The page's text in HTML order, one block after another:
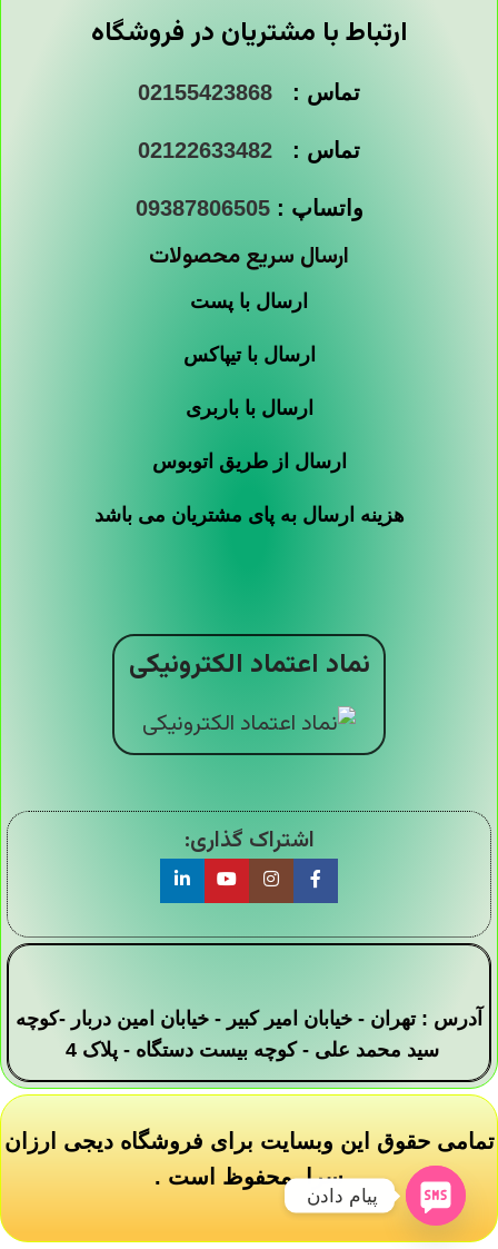
ارتباط با مشتریان در فروشگاه
تماس : 02155423868
تماس : 02122633482
واتساپ :09387806505
ارسال سریع محصولات
ارسال با پست
ارسال با تیپاکس
ارسال با باربری
ارسال از طریق اتوبوس
هزینه ارسال به پای مشتریان می باشد
نماد اعتماد الکترونیکی
اشتراک گذاری:
آدرس : تهران - خیابان امیر کبیر - خیابان امین دربار -کوچه
سید محمد علی - کوچه بیست دستگاه - پلاک 4
تمامی حقوق این وبسایت برای فروشگاه دیجی ارزان
سرا محفوظ است .
پیام دادن